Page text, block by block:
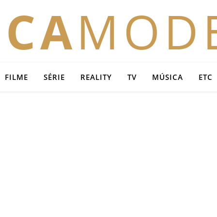
FILME SÉRIE REALITY TV MÚSICA ETC